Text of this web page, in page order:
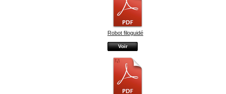
Robot filoguidé
Voir